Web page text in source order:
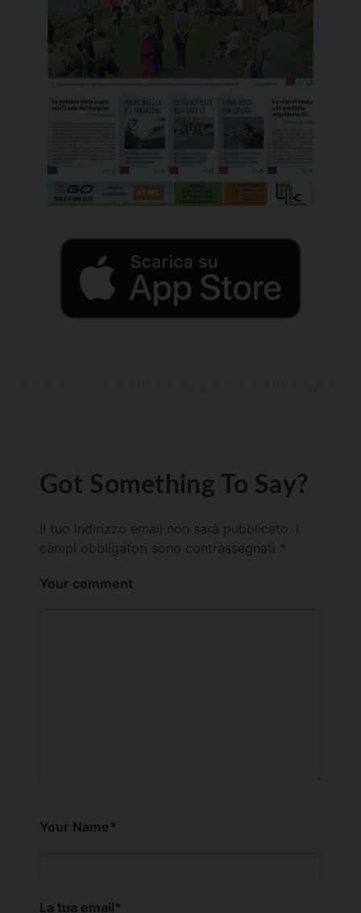
Got Something To Say?
Il tuo indirizzo email non sarà pubblicato.
campi obbligatori sono contrassegnati *
Your comment
Your Name*
La tua email*